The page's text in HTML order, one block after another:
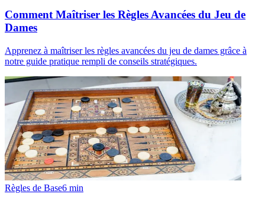
Comment Maîtriser les Règles Avancées du Jeu de
Dames
Apprenez à maîtriser les règles avancées du jeu de dames grâce à
notre guide pratique rempli de conseils stratégiques.
Règles de Base6 min